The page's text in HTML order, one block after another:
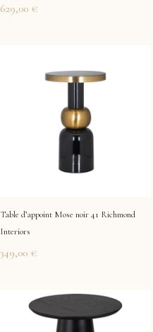
629,00 €
Table d’appoint Mose noir 41 Richmond
Interiors
349,00 €